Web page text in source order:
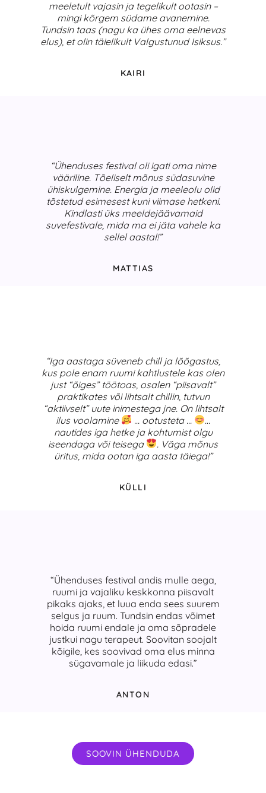
meeletult vajasin ja tegelikult ootasin –
mingi kõrgem südame avanemine.
Tundsin taas (nagu ka ühes oma eelnevas
elus), et olin täielikult Valgustunud Isiksus.”
KAIRI
“Ühenduses festival oli igati oma nime
vääriline. Tõeliselt mõnus südasuvine
ühiskulgemine. Energia ja meeleolu olid
tõstetud esimesest kuni viimase hetkeni.
Kindlasti üks meeldejäävamaid
suvefestivale, mida ma ei jäta vahele ka
sellel aastal!”
MATTIAS
“Iga aastaga süveneb chill ja lõõgastus,
kus pole enam ruumi kahtlustele kas olen
just “õiges” töötoas, osalen “piisavalt”
praktikates või lihtsalt chillin, tutvun
“aktiivselt” uute inimestega jne. On lihtsalt
ilus voolamine
… ootusteta …
…
nautides iga hetke ja kohtumist olgu
iseendaga või teisega
. Väga mõnus
üritus, mida ootan iga aasta täiega!”
KÜLLI
“Ühenduses festival andis mulle aega,
ruumi ja vajaliku keskkonna piisavalt
pikaks ajaks, et luua enda sees suurem
selgus ja ruum. Tundsin endas võimet
hoida ruumi endale ja oma sõpradele
justkui nagu terapeut. Soovitan soojalt
kõigile, kes soovivad oma elus minna
sügavamale ja liikuda edasi.”
ANTON
SOOVIN ÜHENDUDA